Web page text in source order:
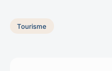
Tourisme